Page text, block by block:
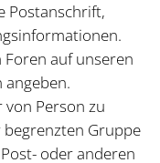
Postanschrift,
Foren auf unseren
angeben.
Person zu
Gruppe
oder anderen